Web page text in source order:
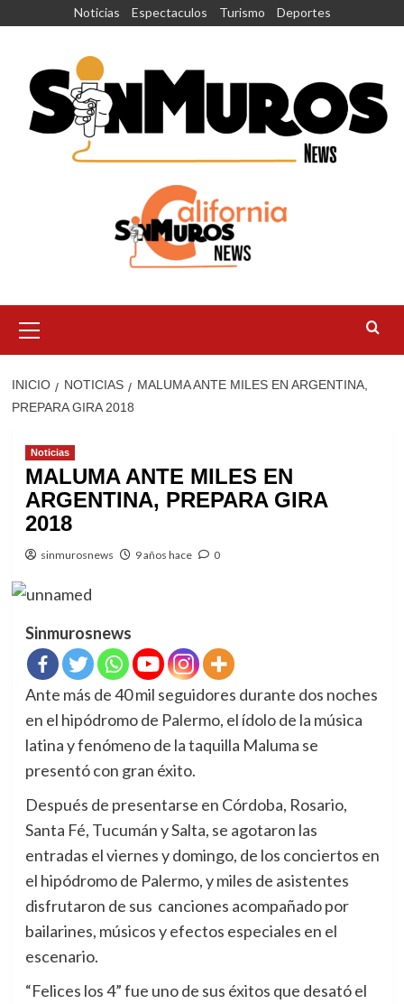
Noticias Espectaculos Turismo Deportes
principal
INICIO NOTICIAS
MALUMA ANTE MILES EN ARGENTINA,
PREPARA GIRA 2018
Noticias
MALUMA ANTE MILES EN
ARGENTINA, PREPARA GIRA
2018
sinmurosnews 9 años hace 0
Sinmurosnews
Ante más de 40 mil seguidores durante dos noches
en el hipódromo de Palermo, el ídolo de la música
latina y fenómeno de la taquilla Maluma se
presentó con gran éxito.
Después de presentarse en Córdoba, Rosario,
Santa Fé, Tucumán y Salta, se agotaron las
entradas el viernes y domingo, de los conciertos en
el hipódromo de Palermo, y miles de asistentes
disfrutaron de sus canciones acompañado por
bailarines, músicos y efectos especiales en el
escenario.
“Felices los 4” fue uno de sus éxitos que desató el